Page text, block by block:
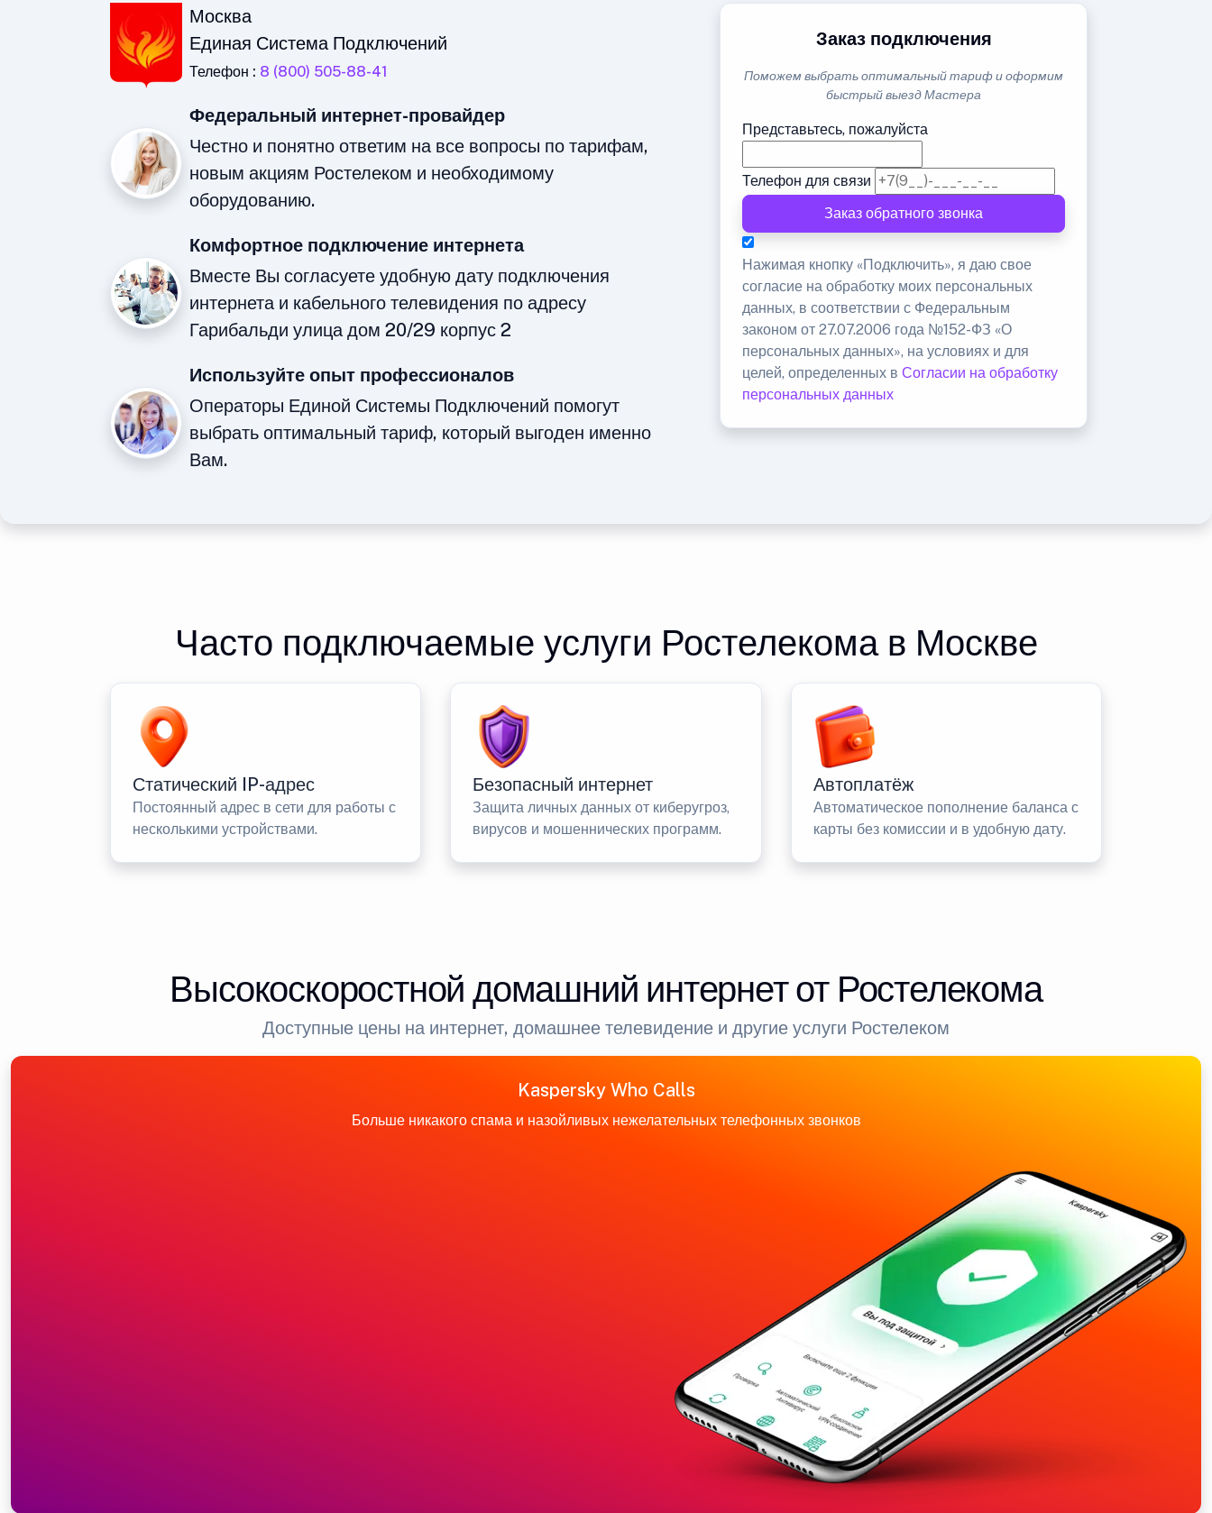
Москва
Единая Система Подключений
Телефон : 8 (800) 505-88-41
Федеральный интернет-провайдер
Честно и понятно ответим на все вопросы по тарифам,
новым акциям Ростелеком и необходимому
оборудованию.
Комфортное подключение интернета
Вместе Вы согласуете удобную дату подключения
интернета и кабельного телевидения по адресу
Гарибальди улица дом 20/29 корпус 2
Используйте опыт профессионалов
Операторы Единой Системы Подключений помогут
выбрать оптимальный тариф, который выгоден именно
Вам.
Заказ подключения
Поможем выбрать оптимальный тариф и оформим
быстрый выезд Мастера
Представьтесь, пожалуйста
Телефон для связи
Заказ обратного звонка
Нажимая кнопку «Подключить», я даю свое
согласие на обработку моих персональных
данных, в соответствии с Федеральным
законом от 27.07.2006 года №152-ФЗ «О
персональных данных», на условиях и для
целей, определенных вСогласии на обработку
персональных данных
Часто подключаемые услуги Ростелекома в Москве
Статический IP-адрес
Постоянный адрес в сети для работы с
несколькими устройствами.
Безопасный интернет
Защита личных данных от киберугроз,
вирусов и мошеннических программ.
Автоплатёж
Автоматическое пополнение баланса с
карты без комиссии и в удобную дату.
Высокоскоростной домашний интернет от Ростелекома
Доступные цены на интернет, домашнее телевидение и другие услуги Ростелеком
Kaspersky Who Calls
Больше никакого спама и назойливых нежелательных телефонных звонков